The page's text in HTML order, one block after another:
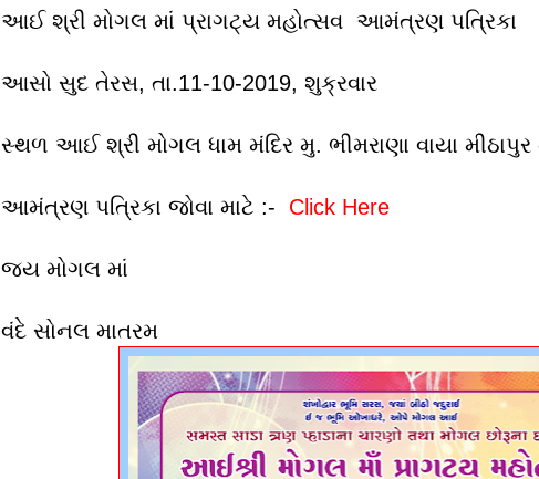
આઈ શ્રી મોગલ માં પ્રાગટ્ય મહોત્સવ આમંત્રણ પત્રિકા
આસો સુદ તેરસ, તા.11-10-2019, શુક્રવાર
સ્થળ આઈ શ્રી મોગલ ધામ મંદિર મુ. ભીમરાણા વાયા મીઠાપુર
આમંત્રણ પત્રિકા જોવા માટે :- Click Here
જય મોગલ માં
વંદે સોનલ માતરમ